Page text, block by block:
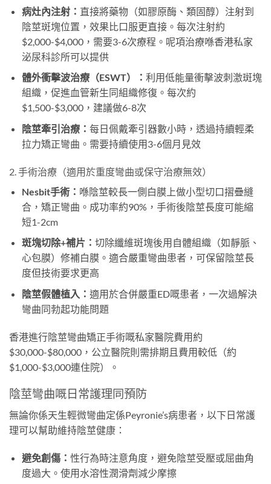
病灶內注射： 直接將藥物（如膠原酶、類固醇）注射到
陰莖斑塊位置，效果比口服更直接。每次注射約
$2,000-$4,000，需要3-6次療程。呢項治療喺香港私家
泌尿科診所可以提供
體外衝擊波治療（ESWT）： 利用低能量衝擊波刺激斑塊
組織，促進血管新生同組織修復。每次約
$1,500-$3,000，建議做6-8次
陰莖牽引治療： 每日佩戴牽引器數小時，透過持續輕柔
拉力矯正彎曲。需要持續使用3-6個月見效
2. 手術治療（適用於重度彎曲或保守治療無效）
Nesbit手術： 喺陰莖較長一側白膜上做小型切口摺疊縫
合，矯正彎曲。成功率約90%，手術後陰莖長度可能縮
短1-2cm
斑塊切除+補片： 切除纖維斑塊後用自體組織（如靜脈、
心包膜）修補白膜。適合嚴重彎曲患者，可保留陰莖長
度但技術要求更高
陰莖假體植入： 適用於合併嚴重ED嘅患者，一次過解決
彎曲同勃起功能問題
香港進行陰莖彎曲矯正手術嘅私家醫院費用約
$30,000-$80,000，公立醫院則需排期且費用較低（約
$1,000-$3,000連住院）。
陰莖彎曲嘅日常護理同預防
無論你係天生輕微彎曲定係Peyronie’s病患者，以下日常護
理可以幫助維持陰莖健康：
避免創傷： 性行為時注意角度，避免陰莖受壓或屈曲角
度過大。使用水溶性潤滑劑減少摩擦